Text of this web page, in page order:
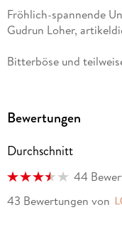
Fröhlich-spannende
Gudrun Loher,
Bitterböse und
Bewertungen
Durchschnitt
44
43 Bewertungen von